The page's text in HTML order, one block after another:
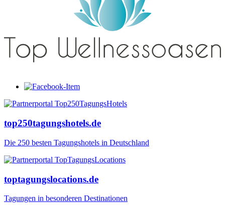
top250tagungshotels.de
Die 250 besten Tagungshotels in Deutschland
toptagungslocations.de
Tagungen in besonderen Destinationen